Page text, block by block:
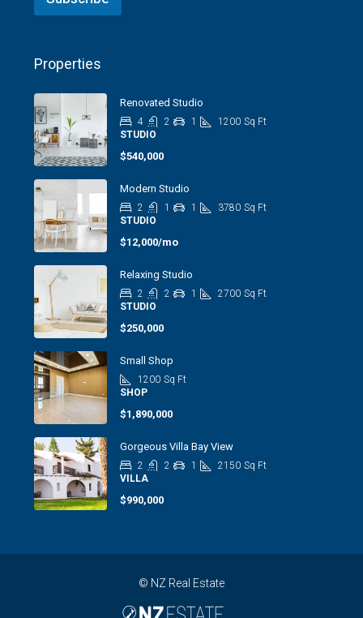
Properties
Renovated Studio
4 2 1 1200 Sq Ft
STUDIO
$540,000
Modern Studio
2 1 1 3780 Sq Ft
STUDIO
$12,000/mo
Relaxing Studio
2 2 1 2700 Sq Ft
STUDIO
$250,000
Small Shop
1200 Sq Ft
SHOP
$1,890,000
Gorgeous Villa Bay View
2 2 1 2150 Sq Ft
VILLA
$990,000
© NZ Real Estate